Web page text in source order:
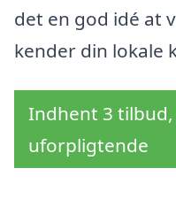
det en god idé at
kender din lokale
Indhent 3
uforpligtende